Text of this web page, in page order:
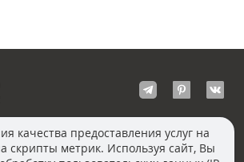
качества предоставления услуг на
скрипты метрик. Используя сайт, Вы